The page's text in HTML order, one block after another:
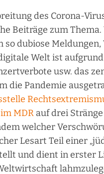
des Corona-
Beiträge zum
so dubiose
Welt ist
usw. das
die Pandemie
MDR auf drei
welcher
Lesart Teil einer
und dient in erster